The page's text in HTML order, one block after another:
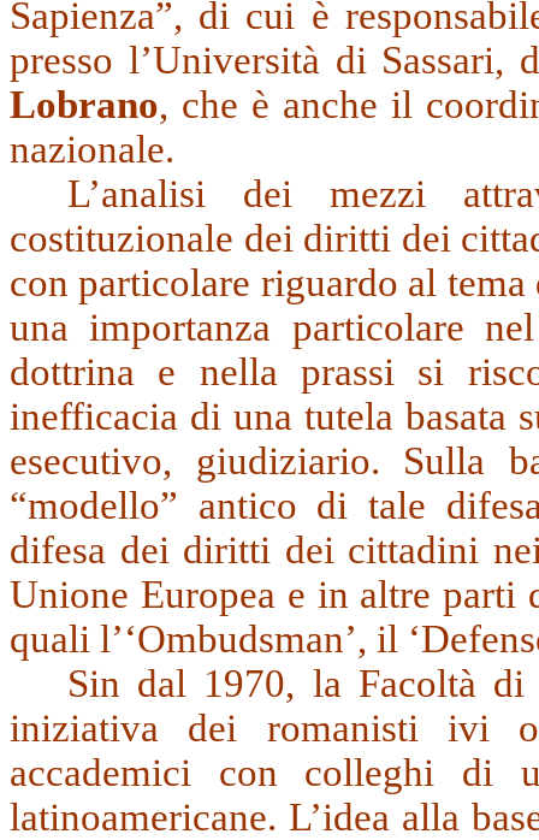
Sapienza”, di cui è
presso l’Università di
Lobrano, che è anche il
nazionale.
L’analisi dei mezzi
costituzionale dei diritti dei
con particolare riguardo al
una importanza particolare
dottrina e nella prassi si
inefficacia di una tutela basata
esecutivo, giudiziario. Sulla
“modello” antico di tale
difesa dei diritti dei cittadini
Unione Europea e in altre parti
quali l’‘Ombudsman’, il
Sin dal 1970, la Facoltà di
iniziativa dei romanisti ivi
accademici con colleghi di
latinoamericane. L’idea alla